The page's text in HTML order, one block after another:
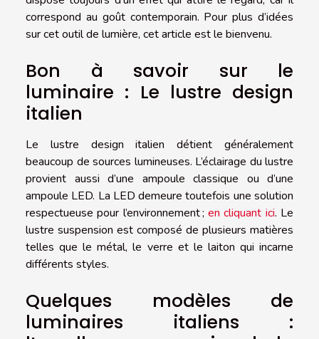
correspond au goût contemporain. Pour plus d’idées
sur cet outil de lumière, cet article est le bienvenu.
Bon à savoir sur le
luminaire : Le lustre design
italien
Le lustre design italien détient généralement
beaucoup de sources lumineuses. L’éclairage du lustre
provient aussi d’une ampoule classique ou d’une
ampoule LED. La LED demeure toutefois une solution
respectueuse pour l’environnement ; en cliquant ici. Le
lustre suspension est composé de plusieurs matières
telles que le métal, le verre et le laiton qui incarne
différents styles.
Quelques modèles de
luminaires italiens :